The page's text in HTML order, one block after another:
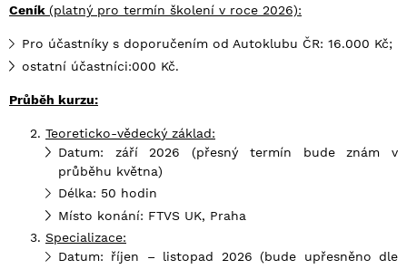
Ceník (platný pro termín školení v roce 2026):
Pro účastníky s doporučením od Autoklubu ČR: 16.000 Kč;
ostatní účastníci:000 Kč.
Průběh kurzu:
Teoreticko-vědecký základ:
Datum: září 2026 (přesný termín bude znám v
průběhu května)
Délka: 50 hodin
Místo konání: FTVS UK, Praha
Specializace:
Datum: říjen – listopad 2026 (bude upřesněno dle